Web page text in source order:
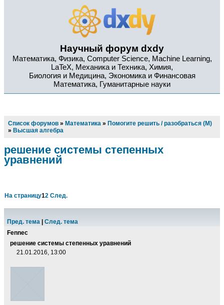
Научный форум dxdy
Математика, Физика, Computer Science, Machine Learning,
LaTeX, Механика и Техника, Химия,
Биология и Медицина, Экономика и Финансовая
Математика, Гуманитарные науки
Список форумов » Математика » Помогите решить / разобраться (М)
» Высшая алгебра
решение системы степенных
уравнений
На страницу12 След.
Пред. тема
След. тема
Fennec
решение системы степенных уравнений
21.01.2016, 13:00